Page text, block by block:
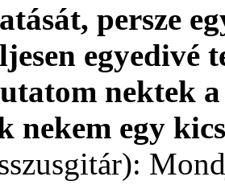
persze
egyedivé
nektek
nekem egy